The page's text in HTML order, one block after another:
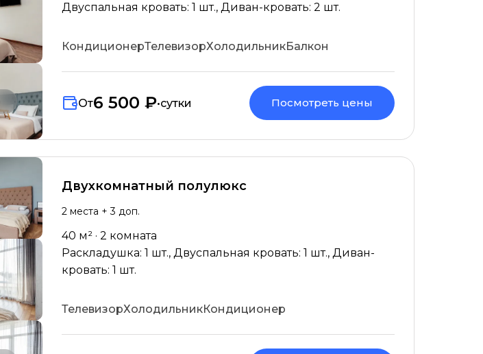
Двуспальная кровать: 1 шт., Диван-кровать: 2 шт.
КондиционерТелевизорХолодильникБалкон
От6 500 ₽•сутки Посмотреть цены
Двухкомнатный полулюкс
2 места + 3 доп.
40 м² · 2 комната
Раскладушка: 1 шт., Двуспальная кровать: 1 шт., Диван-
кровать: 1 шт.
ТелевизорХолодильникКондиционер